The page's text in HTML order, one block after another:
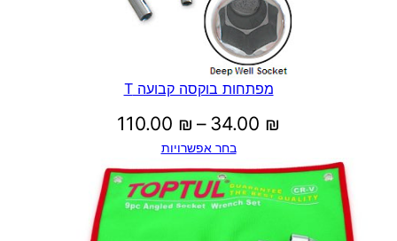
מפתחות בוקסה קבועה T
34.00 ₪
–
110.00 ₪
עד
בחר אפשרויות